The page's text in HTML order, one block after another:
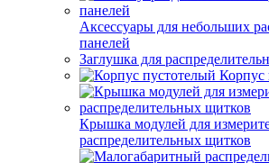
Аксессуары для небольших
панелей
Заглушка для
Корпус
Крышка модулей для
распределительных щитков